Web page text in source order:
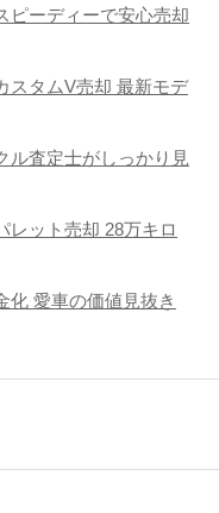
ピーディーで安心売却
スタムV売却 最新モデ
ル査定士がしっかり見
レット売却 28万キロ
化 愛車の価値見抜き